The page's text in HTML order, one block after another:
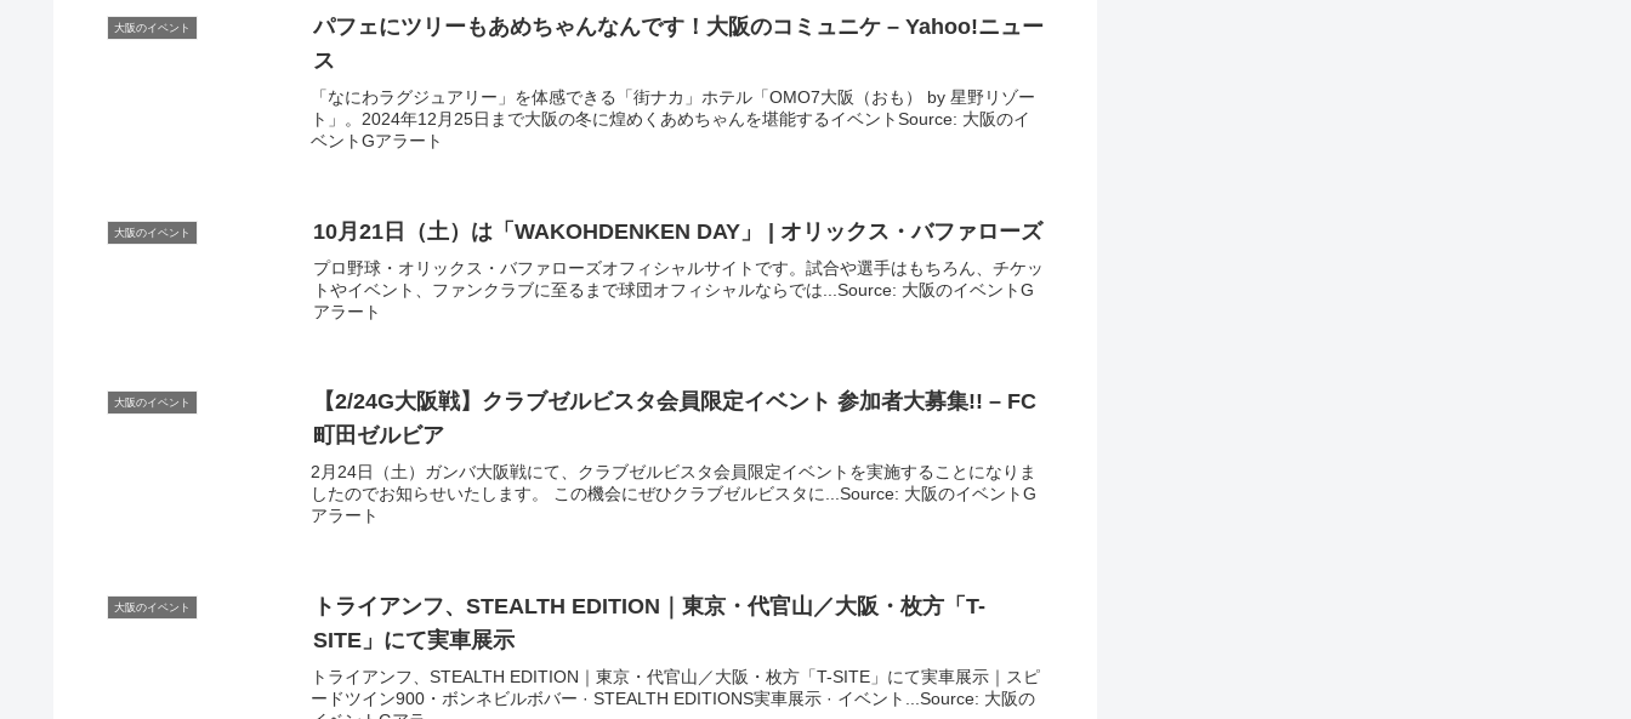
大阪のイベント パフェにツリーもあめちゃんなんです！ 大阪のコミュニケ – Yahoo!ニュー
ス
「なにわラグジュアリー」を体感できる「街ナカ」ホテル「OMO7大阪（おも） by 星野リゾー
ト」。2024年12月25日まで大阪の冬に煌めくあめちゃんを堪能するイベントSource: 大阪のイ
ベントGアラート
大阪のイベント 10月21日（土）は「WAKOHDENKEN DAY」 | オリックス・バファローズ
プロ野球・オリックス・バファローズオフィシャルサイトです。試合や選手はもちろん、チケッ
トやイベント、ファンクラブに至るまで球団オフィシャルならでは...Source: 大阪のイベントG
アラート
大阪のイベント 【2/24G大阪戦】クラブゼルビスタ会員限定イベント 参加者大募集!! – FC
町田ゼルビア
2月24日（土）ガンバ大阪戦にて、クラブゼルビスタ会員限定イベントを実施することになりま
したのでお知らせいたします。 この機会にぜひクラブゼルビスタに...Source: 大阪のイベントG
アラート
大阪のイベント トライアンフ、STEALTH EDITION｜東京・代官山／大阪 ・枚方「T-
SITE」にて実車展示
トライアンフ、STEALTH EDITION｜東京・代官山／大阪・枚方「T-SITE」にて実車展示｜スピ
ードツイン900・ボンネビルボバー · STEALTH EDITIONS実車展示 · イベント...Source: 大阪の